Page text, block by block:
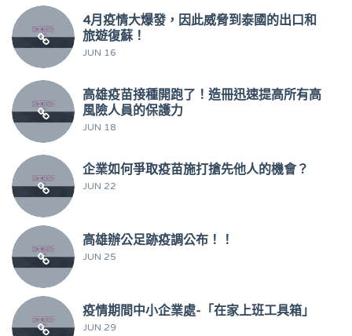
4月疫情大爆發，因此威脅到泰國的出口和
旅遊復蘇！
JUN 16
高雄疫苗接種開跑了！造冊迅速提高所有高
風險人員的保護力
JUN 18
企業如何爭取疫苗施打搶先他人的機會？
JUN 22
高雄辦公足跡疫調公布！！
JUN 25
疫情期間中小企業處-「在家上班工具箱」
JUN 29